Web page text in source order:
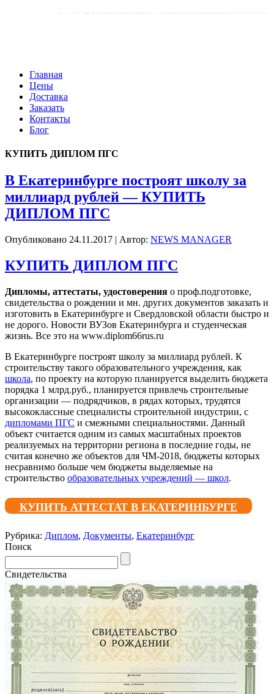
Главная
Цены
Доставка
Заказать
Контакты
Блог
КУПИТЬ ДИПЛОМ ПГС
В Екатеринбурге построят школу за
миллиард рублей — КУПИТЬ
ДИПЛОМ ПГС
Опубликовано 24.11.2017 | Автор: NEWS MANAGER
КУПИТЬ ДИПЛОМ ПГС
Дипломы, аттестаты, удостоверения о проф.подготовке,
свидетельства о рождении и мн. других документов заказать и
изготовить в Екатеринбурге и Свердловской области быстро и
не дорого. Новости ВУЗов Екатеринбурга и студенческая
жизнь. Все это на www.diplom66rus.ru
В Екатеринбурге построят школу за миллиард рублей. К
строительству такого образовательного учреждения, как
школа, по проекту на которую планируется выделить бюджета
порядка 1 млрд.руб., планируется привлечь строительные
организации — подрядчиков, в рядах которых, трудятся
высококлассные специалисты строительной индустрии, с
дипломами ПГС и смежными специальностями. Данный
объект считается одним из самых масштабных проектов
реализуемых на территории региона в последние годы, не
считая конечно же объектов для ЧМ-2018, бюджеты которых
несравнимо больше чем бюджеты выделяемые на
строительство образовательных учреждений — школ.
КУПИТЬ АТТЕСТАТ В ЕКАТЕРИНБУРГЕ
Рубрика: Диплом, Документы, Екатеринбург
Поиск
Свидетельства